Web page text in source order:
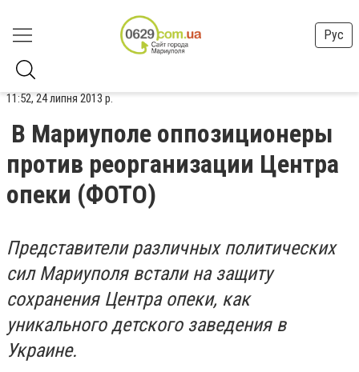
Рус
11:52, 24 липня 2013 р.
В Мариуполе оппозиционеры
против реорганизации Центра
опеки (ФОТО)
Представители различных политических
сил Мариуполя встали на защиту
сохранения Центра опеки, как
уникального детского заведения в
Украине.